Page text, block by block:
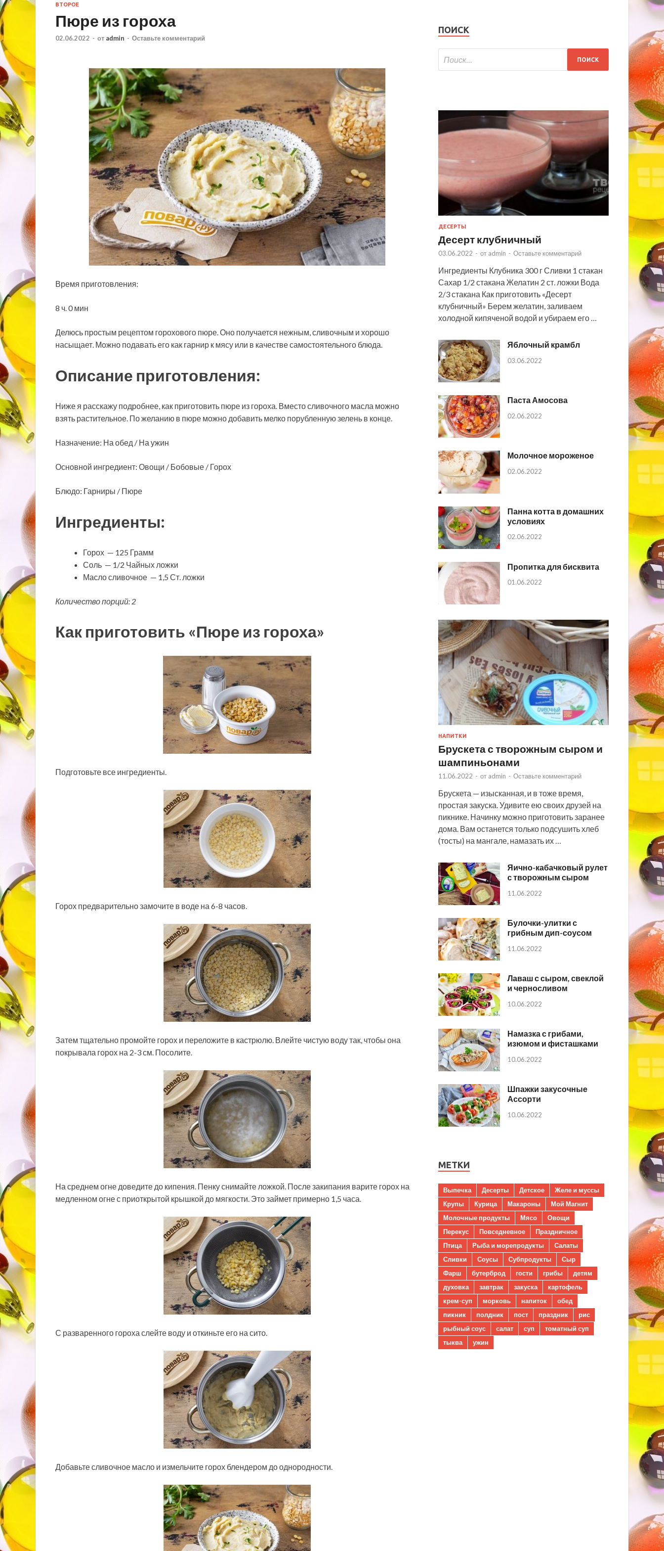
ВТОРОЕ
Пюре из гороха
02.06.2022 - от admin - Оставьте комментарий
Время приготовления:
8 ч. 0 мин
Делюсь простым рецептом горохового пюре. Оно получается нежным, сливочным и хорошо
насыщает. Можно подавать его как гарнир к мясу или в качестве самостоятельного блюда.
Описание приготовления:
Ниже я расскажу подробнее, как приготовить пюре из гороха. Вместо сливочного масла можно
взять растительное. По желанию в пюре можно добавить мелко порубленную зелень в конце.
Назначение: На обед / На ужин
Основной ингредиент: Овощи / Бобовые / Горох
Блюдо: Гарниры / Пюре
Ингредиенты:
Горох — 125 Грамм
Соль — 1/2 Чайных ложки
Масло сливочное — 1,5 Ст. ложки
Количество порций: 2
Как приготовить «Пюре из гороха»
Подготовьте все ингредиенты.
Горох предварительно замочите в воде на 6-8 часов.
Затем тщательно промойте горох и переложите в кастрюлю. Влейте чистую воду так, чтобы она
покрывала горох на 2-3 см. Посолите.
На среднем огне доведите до кипения. Пенку снимайте ложкой. После закипания варите горох на
медленном огне с приоткрытой крышкой до мягкости. Это займет примерно 1,5 часа.
С разваренного гороха слейте воду и откиньте его на сито.
Добавьте сливочное масло и измельчите горох блендером до однородности.
ПОИСК
ДЕСЕРТЫ
Десерт клубничный
03.06.2022 - от admin - Оставьте комментарий
Ингредиенты Клубника 300 г Сливки 1 стакан
Сахар 1/2 стакана Желатин 2 ст. ложки Вода
2/3 стакана Как приготовить «Десерт
клубничный» Берем желатин, заливаем
холодной кипяченой водой и убираем его …
Яблочный крамбл
03.06.2022
Паста Амосова
02.06.2022
Молочное мороженое
02.06.2022
Панна котта в домашних
условиях
02.06.2022
Пропитка для бисквита
01.06.2022
НАПИТКИ
Брускета с творожным сыром и
шампиньонами
11.06.2022 - от admin - Оставьте комментарий
Брускета — изысканная, и в тоже время,
простая закуска. Удивите ею своих друзей на
пикнике. Начинку можно приготовить заранее
дома. Вам останется только подсушить хлеб
(тосты) на мангале, намазать их …
Яично-кабачковый рулет
с творожным сыром
11.06.2022
Булочки-улитки с
грибным дип-соусом
11.06.2022
Лаваш с сыром, свеклой
и черносливом
10.06.2022
Намазка с грибами,
изюмом и фисташками
10.06.2022
Шпажки закусочные
Ассорти
10.06.2022
МЕТКИ
Выпечка Десерты Детское
Желе и муссы
Крупы
Курица Макароны
Мой Магнит
Молочные продукты
Мясо
Овощи
Перекус
Повседневное
Праздничное
Птица
Рыба и морепродукты
Салаты
Сливки
Соусы Субпродукты
Сыр
Фарш
бутерброд гости грибы
детям
духовка
завтрак закуска
картофель
крем-суп
морковь напиток
обед
пикник
полдник пост праздник
рис
рыбный соус
салат суп
томатный суп
тыква
ужин